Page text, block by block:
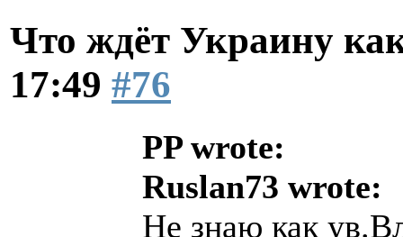
Что ждёт Украину
17:49 #76
PP wrote:
Ruslan73 wrote:
Не знаю как